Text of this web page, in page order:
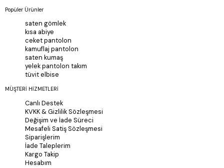
Popüler Ürünler
saten gömlek
kısa abiye
ceket pantolon
kamuflaj pantolon
saten kumaş
yelek pantolon takım
tüvit elbise
MÜŞTERİ HİZMETLERİ
Canlı Destek
KVKK & Gizlilik Sözleşmesi
Değişim ve İade Süreci
Mesafeli Satiş Sözleşmesi
Siparişlerim
İade Taleplerim
Kargo Takip
Hesabım